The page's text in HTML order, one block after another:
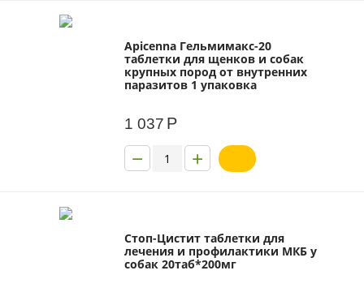
Apicenna Гельмимакс-20
таблетки для щенков и собак
крупных пород от внутренних
паразитов 1 упаковка
1 037 Р
+
−
Стоп-Цистит таблетки для
лечения и профилактики МКБ у
собак 20таб*200мг